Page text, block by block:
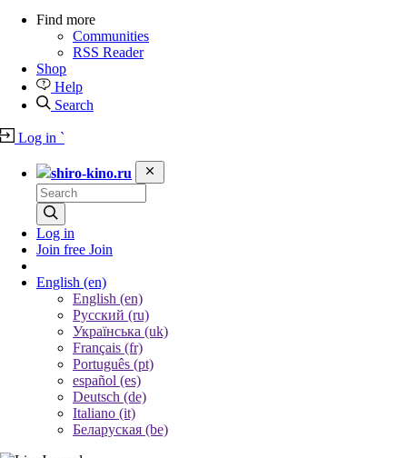
Find more
Communities
RSS Reader
Shop
Help
Search
Log in `
shiro-kino.ru
Log in
Join free Join
English (en)
English (en)
Русский (ru)
Українська (uk)
Français (fr)
Português (pt)
español (es)
Deutsch (de)
Italiano (it)
Беларуская (be)